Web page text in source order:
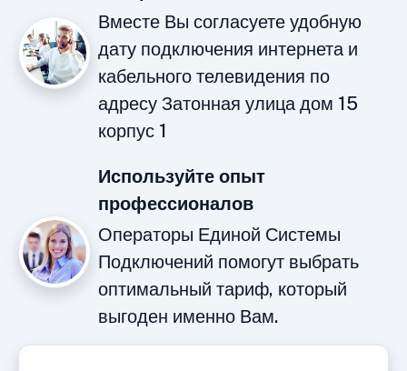
Вместе Вы согласуете удобную
дату подключения интернета и
кабельного телевидения по
адресу Затонная улица дом 15
корпус 1
Используйте опыт
профессионалов
Операторы Единой Системы
Подключений помогут выбрать
оптимальный тариф, который
выгоден именно Вам.